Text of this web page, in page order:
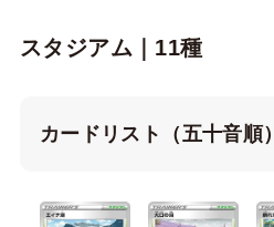
スタジアム｜11種
カードリスト（五十音順）